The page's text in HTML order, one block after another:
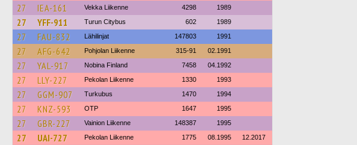
27 IEA-161 Vekka Liikenne 4298 1989
27 YFF-911 Turun Citybus 602 1989
27 FAU-832 Lähilinjat 147803 1991
27 AFG-642 Pohjolan Liikenne 315-91 02.1991
27 YAL-917 Nobina Finland 7458 04.1992
27 LLY-227 Pekolan Liikenne 1330 1993
27 GGM-907 Turkubus 1470 1994
27 KNZ-593 OTP 1647 1995
27 GBR-227 Vainion Liikenne 148387 1995
27 UAI-727 Pekolan Liikenne 1775 08.1995 12.2017